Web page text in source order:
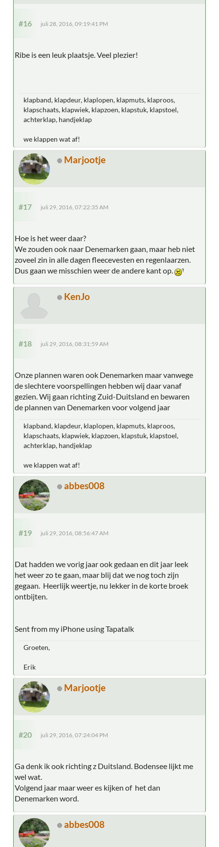
#16 juli 28, 2016, 09:19:41 PM
Ribe is een leuk plaatsje. Veel plezier!
klapband, klapdeur, klaplopen, klapmuts, klaproos,
klapschaats, klapwiek, klapzoen, klapstuk, klapstoel,
achterklap, handjeklap
we klappen wat af!
Marjootje
#17 juli 29, 2016, 07:22:35 AM
Hoe is het weer daar?
We zouden ook naar Denemarken gaan, maar heb niet
zoveel zin in alle dagen fleecevesten en regenlaarzen.
Dus gaan we misschien weer de andere kant op.
KenJo
#18 juli 29, 2016, 08:31:59 AM
Onze plannen waren ook Denemarken maar vanwege
de slechtere voorspellingen hebben wij daar vanaf
gezien. Wij gaan richting Zuid-Duitsland en bewaren
de plannen van Denemarken voor volgend jaar
klapband, klapdeur, klaplopen, klapmuts, klaproos,
klapschaats, klapwiek, klapzoen, klapstuk, klapstoel,
achterklap, handjeklap
we klappen wat af!
abbes008
#19 juli 29, 2016, 08:56:47 AM
Dat hadden we vorig jaar ook gedaan en dit jaar leek
het weer zo te gaan, maar blij dat we nog toch zijn
gegaan. Heerlijk weertje, nu lekker in de korte broek
ontbijten.
Sent from my iPhone using Tapatalk
Groeten,
Erik
Marjootje
#20 juli 29, 2016, 07:24:04 PM
Ga denk ik ook richting z Duitsland. Bodensee lijkt me
wel wat.
Volgend jaar maar weer es kijken of het dan
Denemarken word.
abbes008